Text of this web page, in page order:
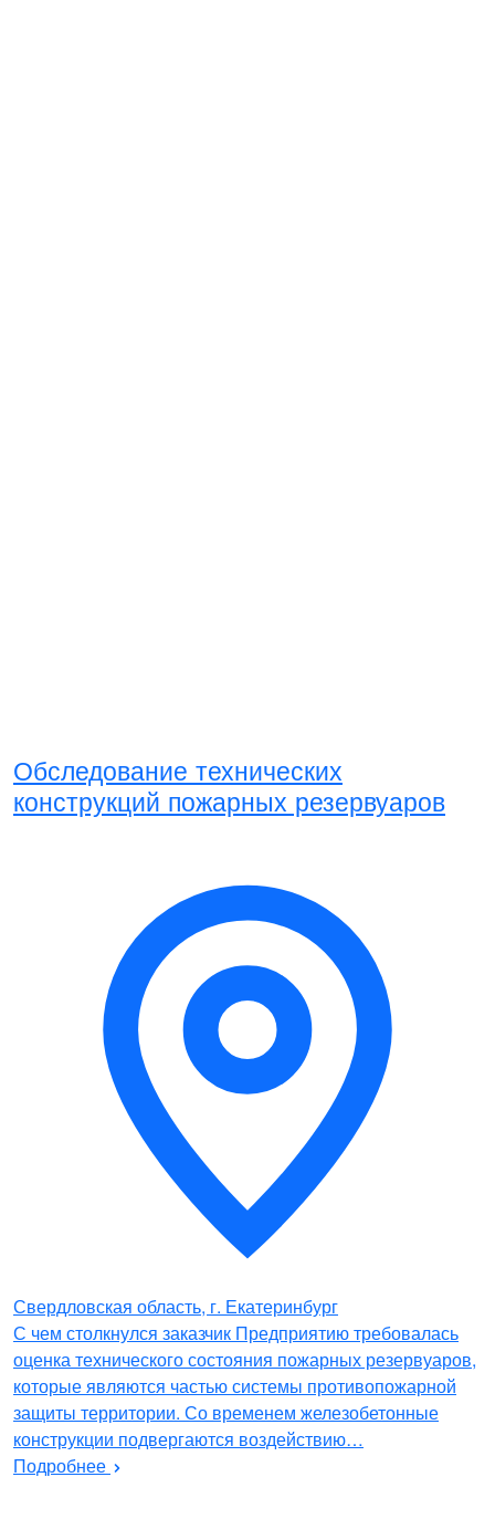
Обследование технических
конструкций пожарных резервуаров
Свердловская область, г. Екатеринбург
С чем столкнулся заказчик Предприятию требовалась
оценка технического состояния пожарных резервуаров,
которые являются частью системы противопожарной
защиты территории. Со временем железобетонные
конструкции подвергаются воздействию…
Подробнее